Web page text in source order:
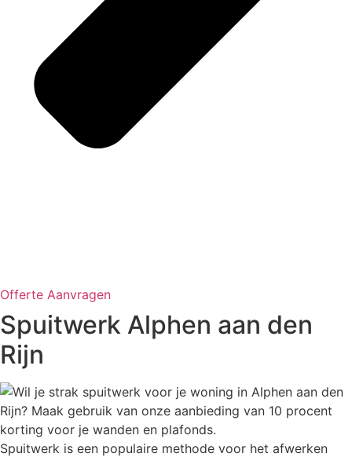
Offerte Aanvragen
Spuitwerk Alphen aan den
Rijn
Spuitwerk is een populaire methode voor het afwerken